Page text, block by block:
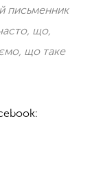
письменник
що,
що таке